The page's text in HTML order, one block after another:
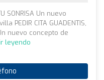
SONRISA Un nuevo
PEDIR CITA GUADENTIS,
Un nuevo concepto de
leyendo